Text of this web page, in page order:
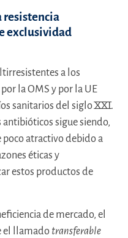
resistencia
exclusividad
a los
la OMS y por la UE
sanitarios del siglo XXI.
sigue siendo,
atractivo debido a
éticas y
estos productos de
de mercado, el
el llamado transferable